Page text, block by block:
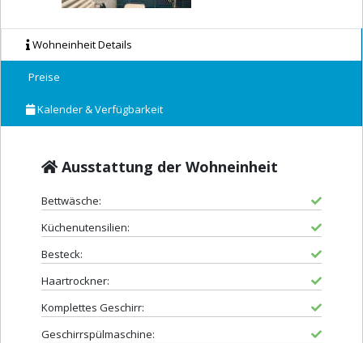
Wohneinheit Details
Preise
Kalender & Verfügbarkeit
Ausstattung der Wohneinheit
Bettwäsche:
Küchenutensilien:
Besteck:
Haartrockner:
Komplettes Geschirr:
Geschirrspülmaschine: